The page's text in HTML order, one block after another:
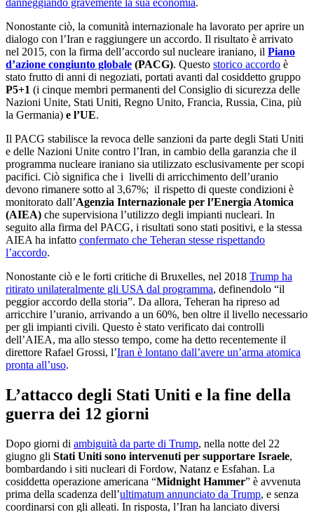
Nonostante ciò, la comunità internazionale ha lavorato per aprire un
dialogo con l’Iran e raggiungere un accordo. Il risultato è arrivato
nel 2015, con la firma dell’accordo sul nucleare iraniano, il Piano
d’azione congiunto globale (PACG). Questo storico accordo è
stato frutto di anni di negoziati, portati avanti dal cosiddetto gruppo
P5+1 (i cinque membri permanenti del Consiglio di sicurezza delle
Nazioni Unite, Stati Uniti, Regno Unito, Francia, Russia, Cina, più
la Germania) e l’UE.
Il PACG stabilisce la revoca delle sanzioni da parte degli Stati Uniti
e delle Nazioni Unite contro l’Iran, in cambio della garanzia che il
programma nucleare iraniano sia utilizzato esclusivamente per scopi
pacifici. Ciò significa che i livelli di arricchimento dell’uranio
devono rimanere sotto al 3,67%; il rispetto di queste condizioni è
monitorato dall’Agenzia Internazionale per l’Energia Atomica
(AIEA) che supervisiona l’utilizzo degli impianti nucleari. In
seguito alla firma del PACG, i risultati sono stati positivi, e la stessa
AIEA ha infatto confermato che Teheran stesse rispettando
l’accordo.
Nonostante ciò e le forti critiche di Bruxelles, nel 2018 Trump ha
ritirato unilateralmente gli USA dal programma, definendolo “il
peggior accordo della storia”. Da allora, Teheran ha ripreso ad
arricchire l’uranio, arrivando a un 60%, ben oltre il livello necessario
per gli impianti civili. Questo è stato verificato dai controlli
dell’AIEA, ma allo stesso tempo, come ha detto recentemente il
direttore Rafael Grossi, l’Iran è lontano dall’avere un’arma atomica
pronta all’uso.
L’attacco degli Stati Uniti e la fine della
guerra dei 12 giorni
Dopo giorni di ambiguità da parte di Trump, nella notte del 22
giugno gli Stati Uniti sono intervenuti per supportare Israele,
bombardando i siti nucleari di Fordow, Natanz e Esfahan. La
cosiddetta operazione americana “Midnight Hammer” è avvenuta
prima della scadenza dell’ultimatum annunciato da Trump, e senza
coordinarsi con gli alleati. In risposta, l’Iran ha lanciato diversi